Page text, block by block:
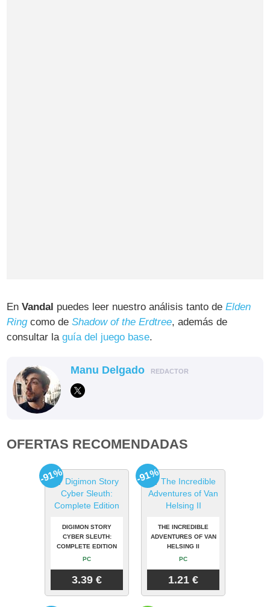
EnVandal puedes leer nuestro análisis tanto deElden
Ringcomo deShadow of the Erdtree, además de
consultar laguía del juego base.
Manu Delgado REDACTOR
OFERTAS RECOMENDADAS
DIGIMON STORY
CYBER SLEUTH:
COMPLETE EDITION
PC
3.39 €
-91%
THE INCREDIBLE
ADVENTURES OF VAN
HELSING II
PC
1.21 €
-91%